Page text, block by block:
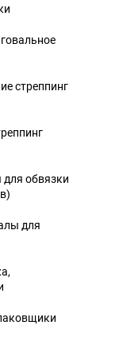
стреппинг
обвязки
для